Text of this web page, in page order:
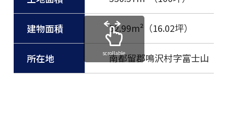
建物面積 52.99m²（16.02坪）
所在地 南都留郡鳴沢村字富士山
scrollable